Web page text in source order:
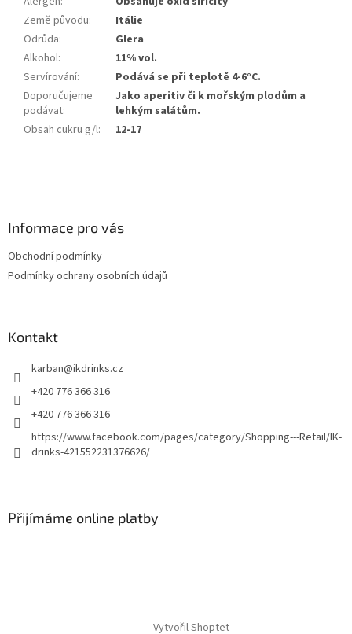
Země původu:
Itálie
Odrůda:
Glera
Alkohol:
11% vol.
Servírování:
Podává se při teplotě 4-6°C.
Doporučujeme
podávat:
Jako aperitiv či k mořským plodům a
lehkým salátům.
Obsah cukru g/l: 12-17
Informace pro vás
Obchodní podmínky
Podmínky ochrany osobních údajů
Kontakt
karban@ikdrinks.cz
+420 776 366 316
+420 776 366 316
https://www.facebook.com/pages/category/Shopping---Retail/IK-
drinks-421552231376626/
Přijímáme online platby
Vytvořil Shoptet